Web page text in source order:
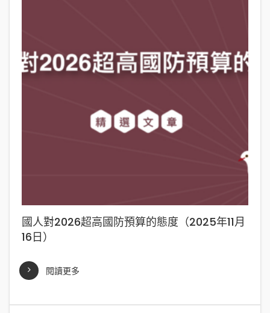
國人對2026超高國防預算的態度（2025年11月
16日）
閱讀更多